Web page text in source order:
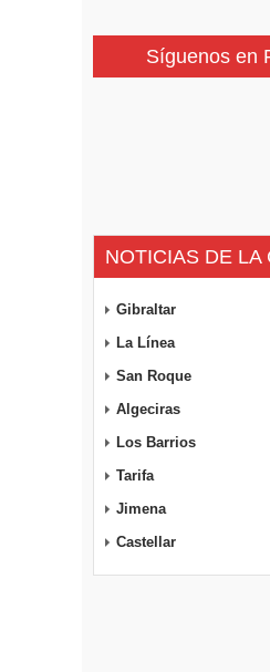
Síguenos en
NOTICIAS DE LA
Gibraltar
La Línea
San Roque
Algeciras
Los Barrios
Tarifa
Jimena
Castellar